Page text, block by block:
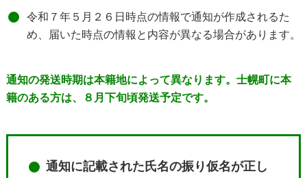
令和７年５月２６日時点の情報で通知が作成されるた
め、届いた時点の情報と内容が異なる場合があります。
通知の発送時期は本籍地によって異なります。士幌町に本
籍のある方は、８月下旬頃発送予定です。
通知に記載された氏名の振り仮名が正し